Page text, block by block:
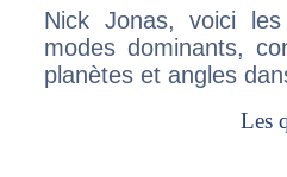
Nick Jonas, voici
modes dominants,
planètes et angles